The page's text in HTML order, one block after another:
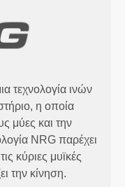
τεχνολογία ινών
η οποία
μύες και την
NRG παρέχει
κύριες μυϊκές
την κίνηση.